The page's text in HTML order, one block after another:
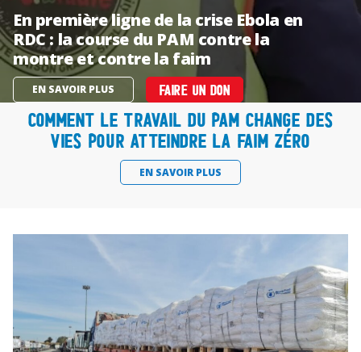
En première ligne de la crise Ebola en
RDC : la course du PAM contre la
montre et contre la faim
EN SAVOIR PLUS FAIRE UN DON
Comment le travail du PAM change des
vies pour atteindre la faim zéro
EN SAVOIR PLUS